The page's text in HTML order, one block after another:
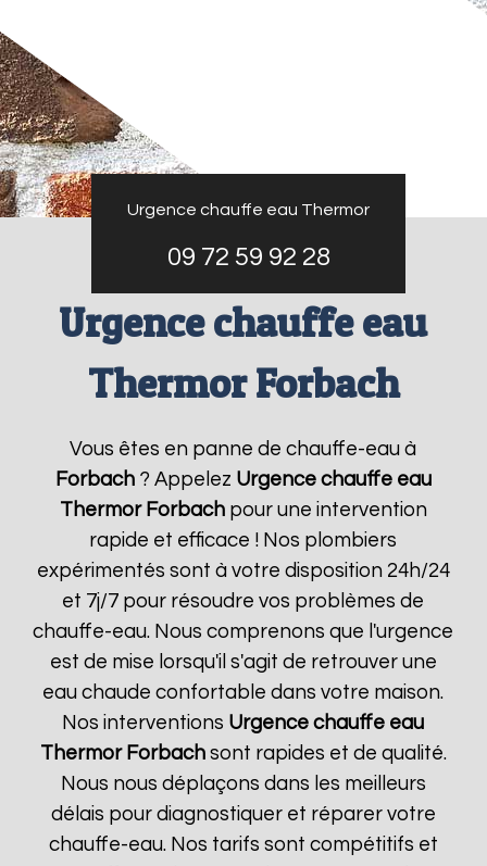
Urgence chauffe eau Thermor
09 72 59 92 28
Urgence chauffe eau
Thermor Forbach
Vous êtes en panne de chauffe-eau à
Forbach? Appelez Urgence chauffe eau
Thermor Forbachpour une intervention
rapide et efficace ! Nos plombiers
expérimentés sont à votre disposition 24h/24
et 7j/7 pour résoudre vos problèmes de
chauffe-eau. Nous comprenons que l'urgence
est de mise lorsqu'il s'agit de retrouver une
eau chaude confortable dans votre maison.
Nos interventions Urgence chauffe eau
Thermor Forbachsont rapides et de qualité.
Nous nous déplaçons dans les meilleurs
délais pour diagnostiquer et réparer votre
chauffe-eau. Nos tarifs sont compétitifs et